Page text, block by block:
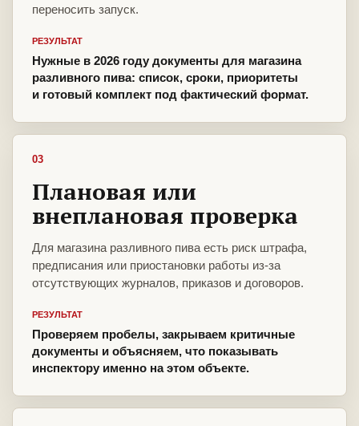
переносить запуск.
РЕЗУЛЬТАТ
Нужные в 2026 году документы для магазина
разливного пива: список, сроки, приоритеты
и готовый комплект под фактический формат.
03
Плановая или
внеплановая проверка
Для магазина разливного пива есть риск штрафа,
предписания или приостановки работы из-за
отсутствующих журналов, приказов и договоров.
РЕЗУЛЬТАТ
Проверяем пробелы, закрываем критичные
документы и объясняем, что показывать
инспектору именно на этом объекте.